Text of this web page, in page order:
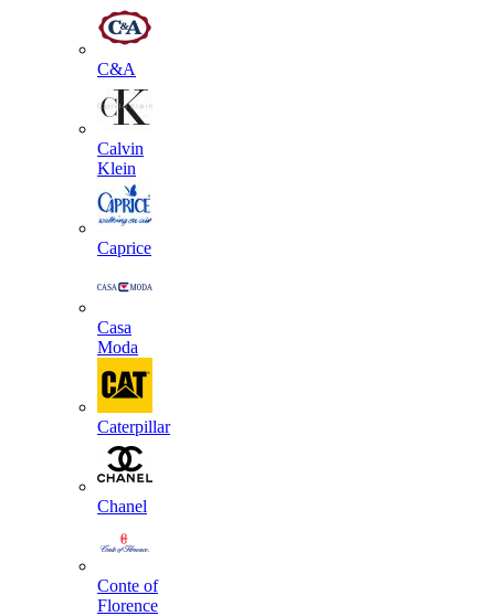
C&A
Calvin
Klein
Caprice
Casa
Moda
Caterpillar
Chanel
Conte of
Florence